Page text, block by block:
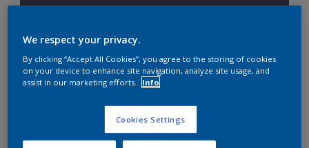
2.5 L 20 L
Kalkulator cat
We respect your privacy.
By clicking “Accept All Cookies”, you agree to the storing of cookies
on your device to enhance site navigation, analyze site usage, and
assist in our marketing efforts.
Info
Cookies Settings